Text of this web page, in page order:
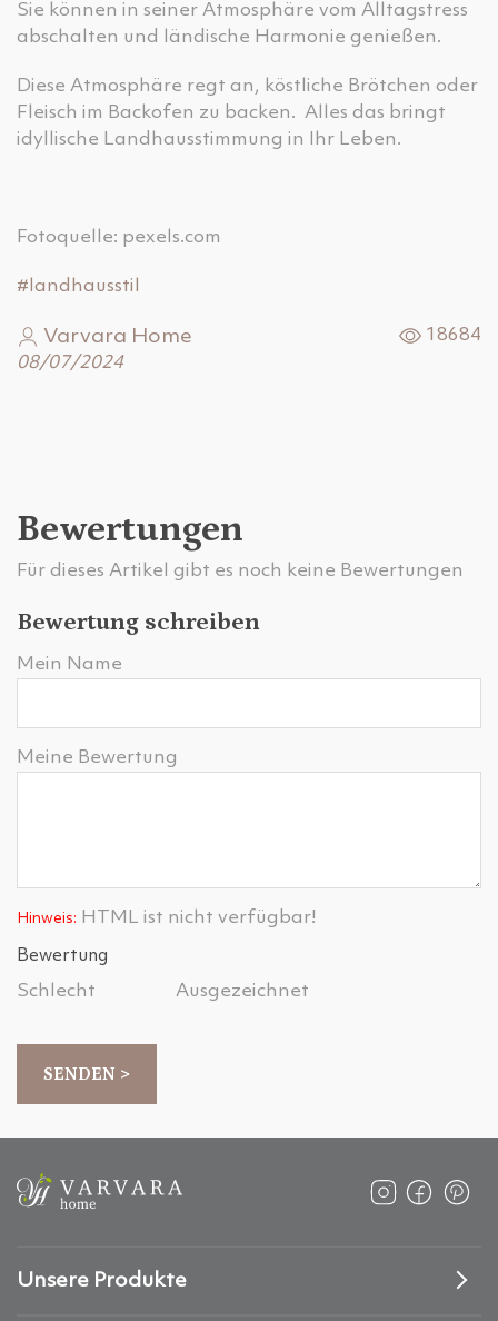
Sie können in seiner Atmosphäre vom Alltagstress
abschalten und ländische Harmonie genießen.
Diese Atmosphäre regt an, köstliche Brötchen oder
Fleisch im Backofen zu backen. Alles das bringt
idyllische Landhausstimmung in Ihr Leben.
Fotoquelle: pexels.com
#landhausstil
Varvara Home
08/07/2024
18684
Bewertungen
Für dieses Artikel gibt es noch keine Bewertungen
Bewertung schreiben
Mein Name
Meine Bewertung
Hinweis: HTML ist nicht verfügbar!
Bewertung
Schlecht Ausgezeichnet
SENDEN >
Unsere Produkte